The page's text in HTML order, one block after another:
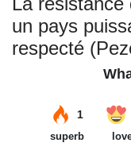
un pays
respecté